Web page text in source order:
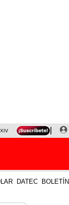
NALDY SALDAÑA
DATEC BOLETÍN